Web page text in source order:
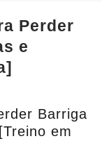
Perder
e
Barriga
em